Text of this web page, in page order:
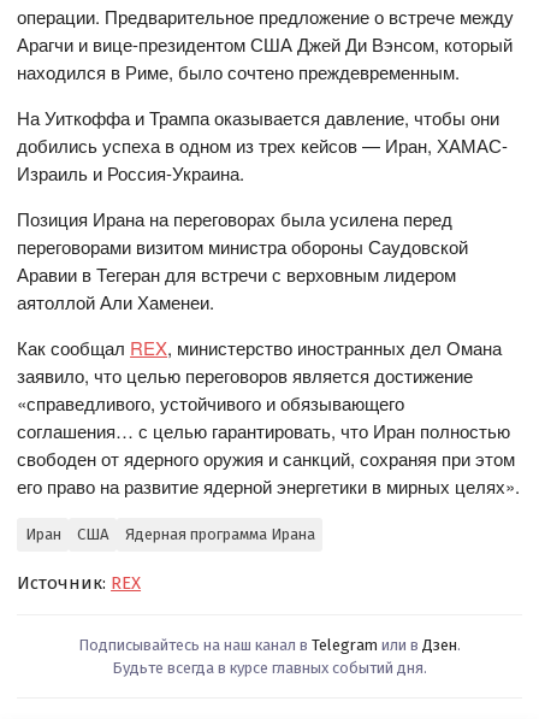
операции. Предварительное предложение о встрече между
Арагчи и вице-президентом США Джей Ди Вэнсом, который
находился в Риме, было сочтено преждевременным.
На Уиткоффа и Трампа оказывается давление, чтобы они
добились успеха в одном из трех кейсов — Иран, ХАМАС-
Израиль и Россия-Украина.
Позиция Ирана на переговорах была усилена перед
переговорами визитом министра обороны Саудовской
Аравии в Тегеран для встречи с верховным лидером
аятоллой Али Хаменеи.
Как сообщал REX, министерство иностранных дел Омана
заявило, что целью переговоров является достижение
«справедливого, устойчивого и обязывающего
соглашения… с целью гарантировать, что Иран полностью
свободен от ядерного оружия и санкций, сохраняя при этом
его право на развитие ядерной энергетики в мирных целях».
Иран США Ядерная программа Ирана
Источник: REX
Подписывайтесь на наш канал в Telegram или в Дзен.
Будьте всегда в курсе главных событий дня.